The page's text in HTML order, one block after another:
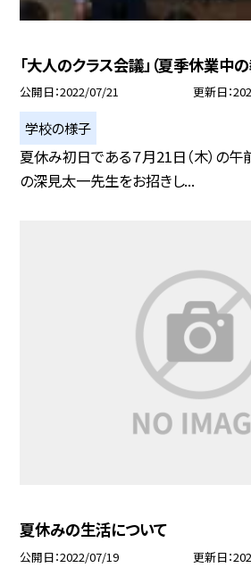
「大人のクラス会議」（夏季休業中
公開日 2022/07/21 更新日
学校の様子
夏休み初日である７月21日（木）の
の深見太一先生をお招きし...
夏休みの生活について
公開日 2022/07/19 更新日